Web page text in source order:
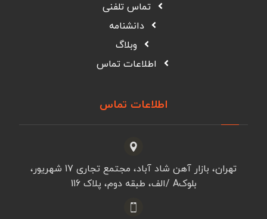
تماس تلفنی
دانشنامه
وبلاگ
اطلاعات تماس
اطلاعات تماس
تهران، بازار آهن شاد آباد، مجتمع تجاری 17 شهریور،
بلوکA /الف، طبقه دوم، پلاک 116